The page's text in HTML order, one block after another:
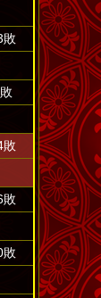
敗
敗
敗
敗